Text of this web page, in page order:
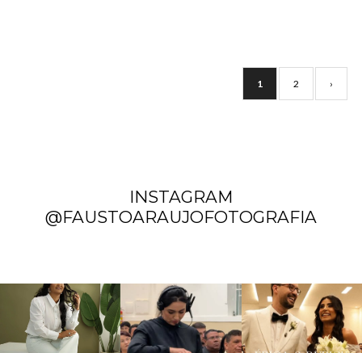
1 2 ›
INSTAGRAM
@FAUSTOARAUJOFOTOGRAFIA